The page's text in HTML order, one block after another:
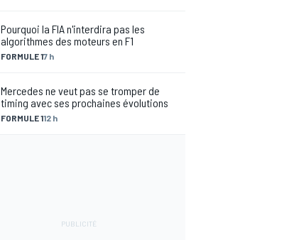
FORMULE 17 h
Pourquoi la FIA n'interdira pas les
algorithmes des moteurs en F1
FORMULE 112 h
Mercedes ne veut pas se tromper de
timing avec ses prochaines évolutions